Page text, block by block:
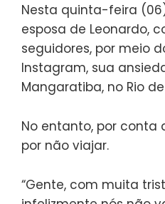
Nesta quinta-feira
esposa de Leonardo,
seguidores, por meio
Instagram, sua
Mangaratiba, no Rio
No entanto, por conta
por não viajar.
“Gente, com muita